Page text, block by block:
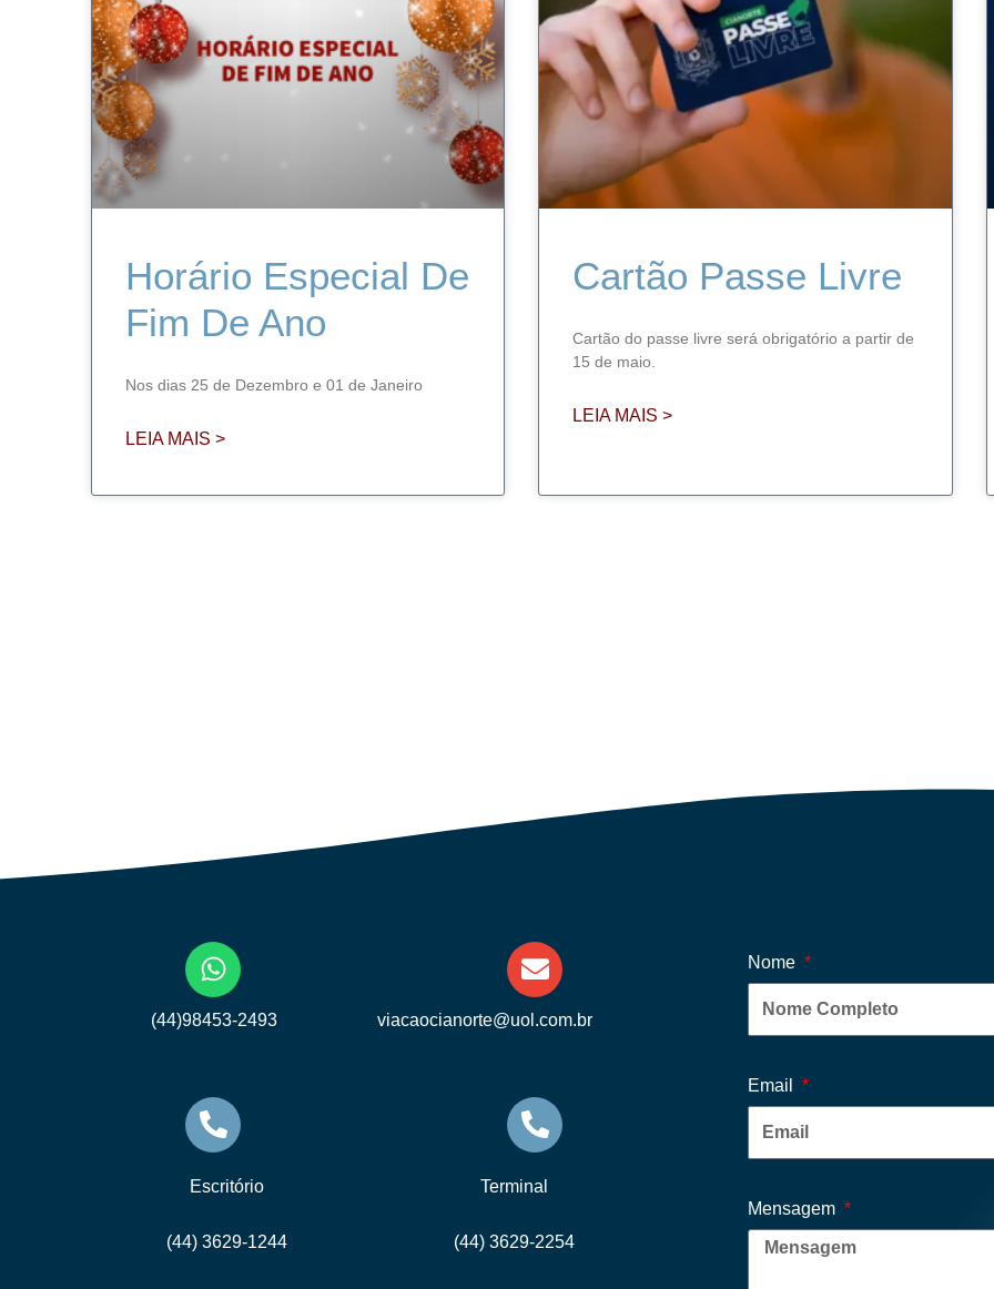
Horário Especial De
Fim De Ano
Nos dias 25 de Dezembro e 01 de Janeiro
LEIA MAIS >
Cartão Passe Livre
Cartão do passe livre será obrigatório a partir de
15 de maio.
LEIA MAIS >
(44)98453-2493 viacaocianorte@uol.com.br
Escritório
(44) 3629-1244
Terminal
(44) 3629-2254
Nome
Email
Mensagem